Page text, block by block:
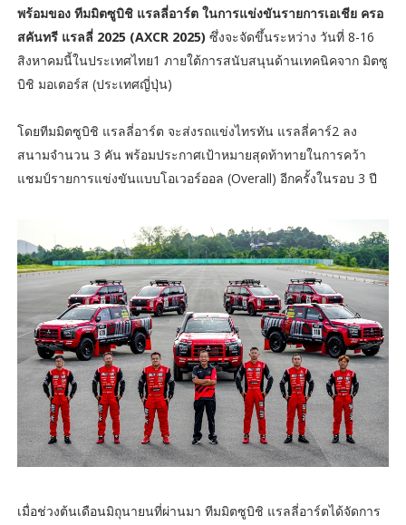
พร้อมของ ทีมมิตซูบิชิ แรลลี่อาร์ต ในการแข่งขันรายการเอเชีย ครอ
สคันทรี แรลลี่ 2025 (AXCR 2025) ซึ่งจะจัดขึ้นระหว่าง วันที่ 8-16
สิงหาคมนี้ในประเทศไทย1 ภายใต้การสนับสนุนด้านเทคนิคจาก มิตซู
บิชิ มอเตอร์ส (ประเทศญี่ปุ่น)
โดยทีมมิตซูบิชิ แรลลี่อาร์ต จะส่งรถแข่งไทรทัน แรลลี่คาร์2 ลง
สนามจำนวน 3 คัน พร้อมประกาศเป้าหมายสุดท้าทายในการคว้า
แชมป์รายการแข่งขันแบบโอเวอร์ออล (Overall) อีกครั้งในรอบ 3 ปี
เมื่อช่วงต้นเดือนมิถุนายนที่ผ่านมา ทีมมิตซูบิชิ แรลลี่อาร์ตได้จัดการ